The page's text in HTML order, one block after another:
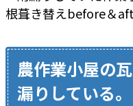
農作業小屋の
漏りしている。